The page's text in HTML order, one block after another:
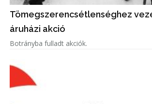
Tömegszerencsétlenséghez
áruházi akció
Botrányba fulladt akciók.